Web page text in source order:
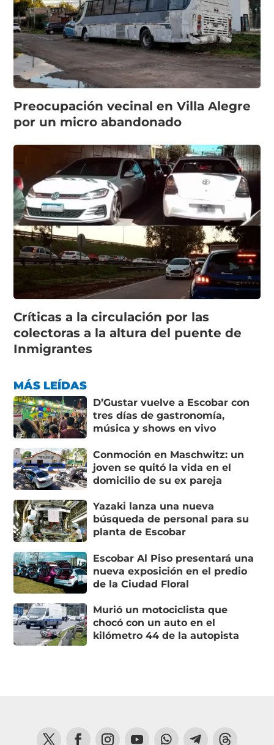
Preocupación vecinal en Villa Alegre
por un micro abandonado
Críticas a la circulación por las
colectoras a la altura del puente de
Inmigrantes
MÁS LEÍDAS
D’Gustar vuelve a Escobar con
tres días de gastronomía,
música y shows en vivo
Conmoción en Maschwitz: un
joven se quitó la vida en el
domicilio de su ex pareja
Yazaki lanza una nueva
búsqueda de personal para su
planta de Escobar
Escobar Al Piso presentará una
nueva exposición en el predio
de la Ciudad Floral
Murió un motociclista que
chocó con un auto en el
kilómetro 44 de la autopista